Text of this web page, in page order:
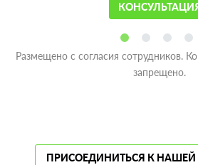
Размещено с согласия сотрудников.
запрещено.
ПРИСОЕДИНИТЬСЯ К